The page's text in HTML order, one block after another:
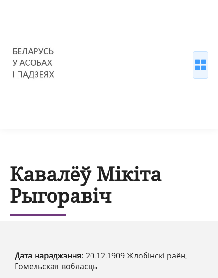
Кавалёў Мікіта
Рыгоравіч
Дата нараджэння: 20.12.1909 Жлобінскі раён,
Гомельская вобласць